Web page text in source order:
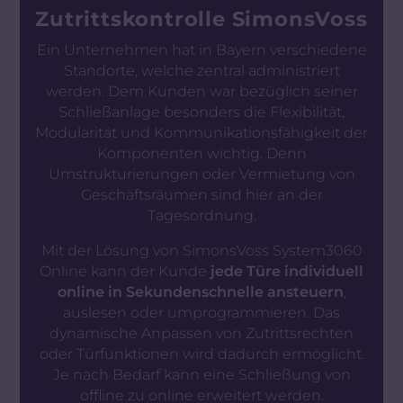
Zutrittskontrolle SimonsVoss
Ein Unternehmen hat in Bayern verschiedene
Standorte, welche zentral administriert
werden. Dem Kunden war bezüglich seiner
Schließanlage besonders die Flexibilität,
Modularität und Kommunikationsfähigkeit der
Komponenten wichtig. Denn
Umstrukturierungen oder Vermietung von
Geschäftsräumen sind hier an der
Tagesordnung.
Mit der Lösung von SimonsVoss System3060
Online kann der Kunde jede Türe individuell
online in Sekundenschnelle ansteuern,
auslesen oder umprogrammieren. Das
dynamische Anpassen von Zutrittsrechten
oder Türfunktionen wird dadurch ermöglicht.
Je nach Bedarf kann eine Schließung von
offline zu online erweitert werden.